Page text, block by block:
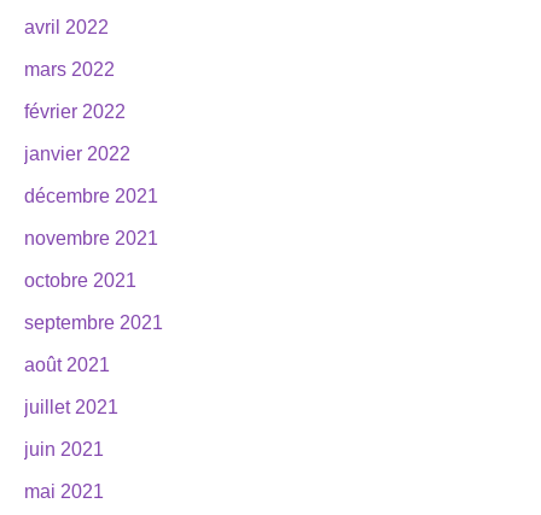
avril 2022
mars 2022
février 2022
janvier 2022
décembre 2021
novembre 2021
octobre 2021
septembre 2021
août 2021
juillet 2021
juin 2021
mai 2021